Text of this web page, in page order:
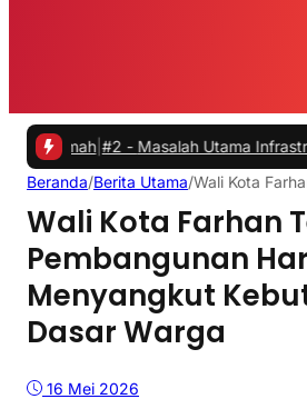
#2 - Masalah Utama Infrastruktur
Beranda/Berita Utama/Wali Kota
Wali Kota Farhan
Pembangunan
Menyangkut
Dasar Warga
16 Mei 2026